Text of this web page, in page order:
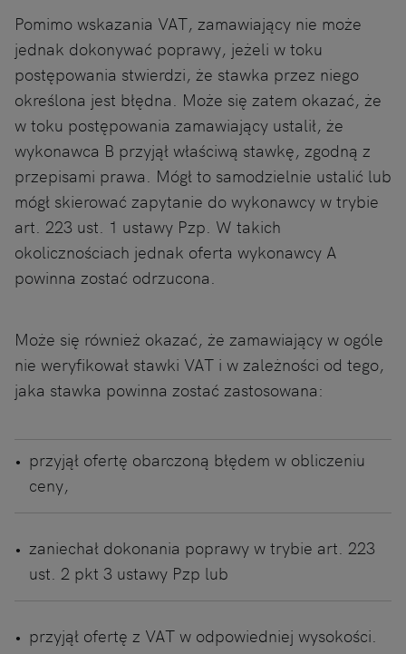
Pomimo wskazania VAT, zamawiający nie może
jednak dokonywać poprawy, jeżeli w toku
postępowania stwierdzi, że stawka przez niego
określona jest błędna. Może się zatem okazać, że
w toku postępowania zamawiający ustalił, że
wykonawca B przyjął właściwą stawkę, zgodną z
przepisami prawa. Mógł to samodzielnie ustalić lub
mógł skierować zapytanie do wykonawcy w trybie
art. 223 ust. 1 ustawy Pzp. W takich
okolicznościach jednak oferta wykonawcy A
powinna zostać odrzucona.
Może się również okazać, że zamawiający w ogóle
nie weryfikował stawki VAT i w zależności od tego,
jaka stawka powinna zostać zastosowana:
przyjął ofertę obarczoną błędem w obliczeniu
ceny,
zaniechał dokonania poprawy w trybie art. 223
ust. 2 pkt 3 ustawy Pzp lub
przyjął ofertę z VAT w odpowiedniej wysokości.